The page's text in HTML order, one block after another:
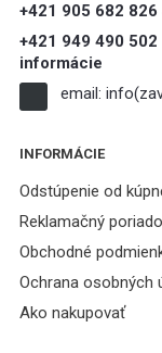
+421 905 682
+421 949 490
informácie
email:
INFORMÁCIE
Odstúpenie od
Reklamačný
Obchodné
Ochrana osobných
Ako nakupovať